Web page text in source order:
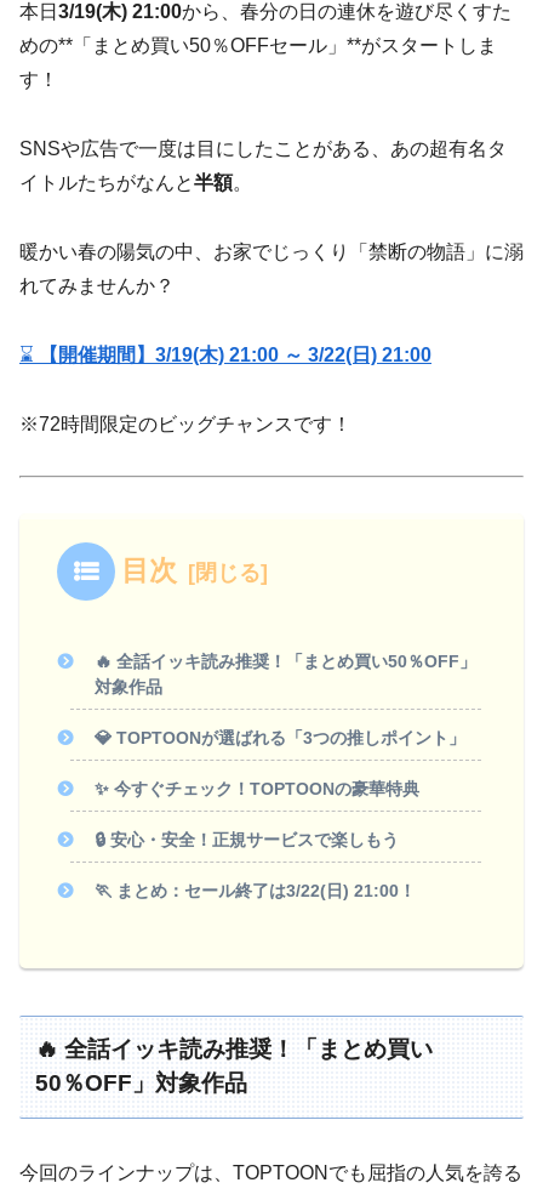
本日 3/19(木) 21:00から、春分の日の連休を遊び尽くすた
めの**「まとめ買い50％OFFセール」**がスタートしま
す！
SNSや広告で一度は目にしたことがある、あの超有名タ
イトルたちがなんと半額。
暖かい春の陽気の中、お家でじっくり「禁断の物語」に溺
れてみませんか？
⌛ 【開催期間】3/19(木) 21:00 ～ 3/22(日) 21:00
※72時間限定のビッグチャンスです！
目次
🔥 全話イッキ読み推奨！「まとめ買い50％OFF」
対象作品
💎 TOPTOONが選ばれる「3つの推しポイント」
✨ 今すぐチェック！TOPTOONの豪華特典
🔒 安心・安全！正規サービスで楽しもう
🏃 まとめ：セール終了は3/22(日) 21:00！
🔥 全話イッキ読み推奨！「まとめ買い
50％OFF」対象作品
今回のラインナップは、TOPTOONでも屈指の人気を誇る